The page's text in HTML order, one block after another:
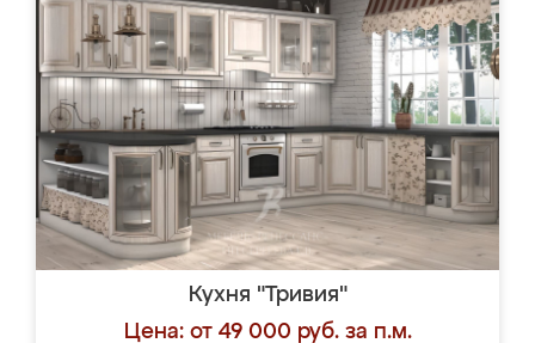
Кухня "Тривия"
Цена: от 49 000 руб. за п.м.